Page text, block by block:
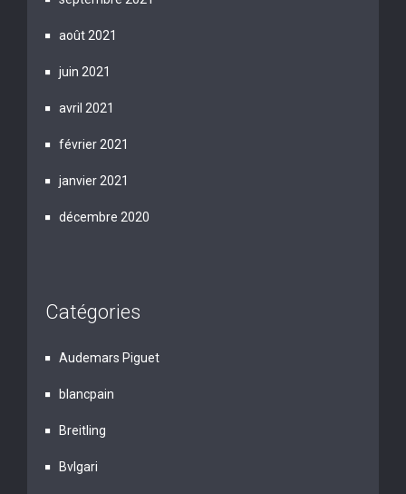
août 2021
juin 2021
avril 2021
février 2021
janvier 2021
décembre 2020
Catégories
Audemars Piguet
blancpain
Breitling
Bvlgari